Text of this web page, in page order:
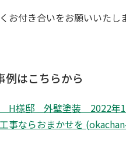
お付き合いをお願いいたし
例はこちらから
H様邸 外壁塗装 2022年12
事ならおまかせを